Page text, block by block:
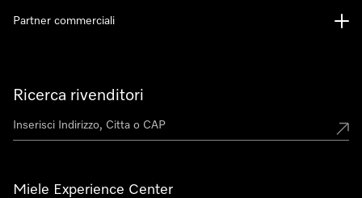
Ricerca rivenditori
Miele Experience Center
Partner commerciali